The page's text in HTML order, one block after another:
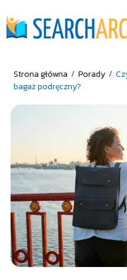
Strona główna / Porady /
bagaż podręczny?